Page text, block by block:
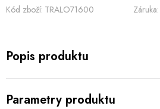
Kód zboží: TRALO71600 Záruka:
Popis produktu
Parametry produktu